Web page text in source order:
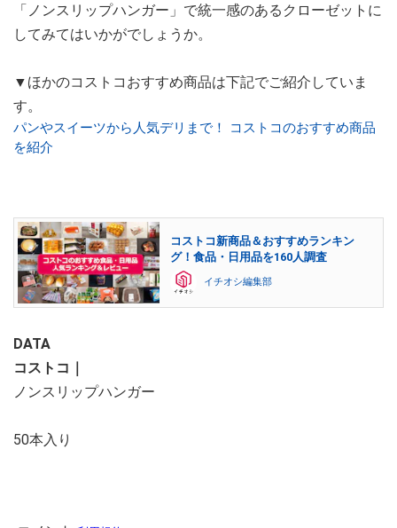
「ノンスリップハンガー」で統一感のあるクローゼットに
してみてはいかがでしょうか。
▼ほかのコストコおすすめ商品は下記でご紹介していま
す。
パンやスイーツから人気デリまで！ コストコのおすすめ商品
を紹介
コストコ新商品＆おすすめランキン
グ！食品・日用品を160人調査
イチオシ編集部
DATA
コストコ｜
ノンスリップハンガー
50本入り